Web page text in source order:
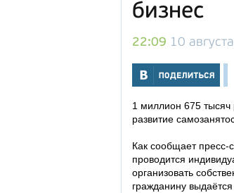
бизнес
22:09 10
1 миллион 675
развитие
Как сообщает пресс-
проводится
организовать
гражданину